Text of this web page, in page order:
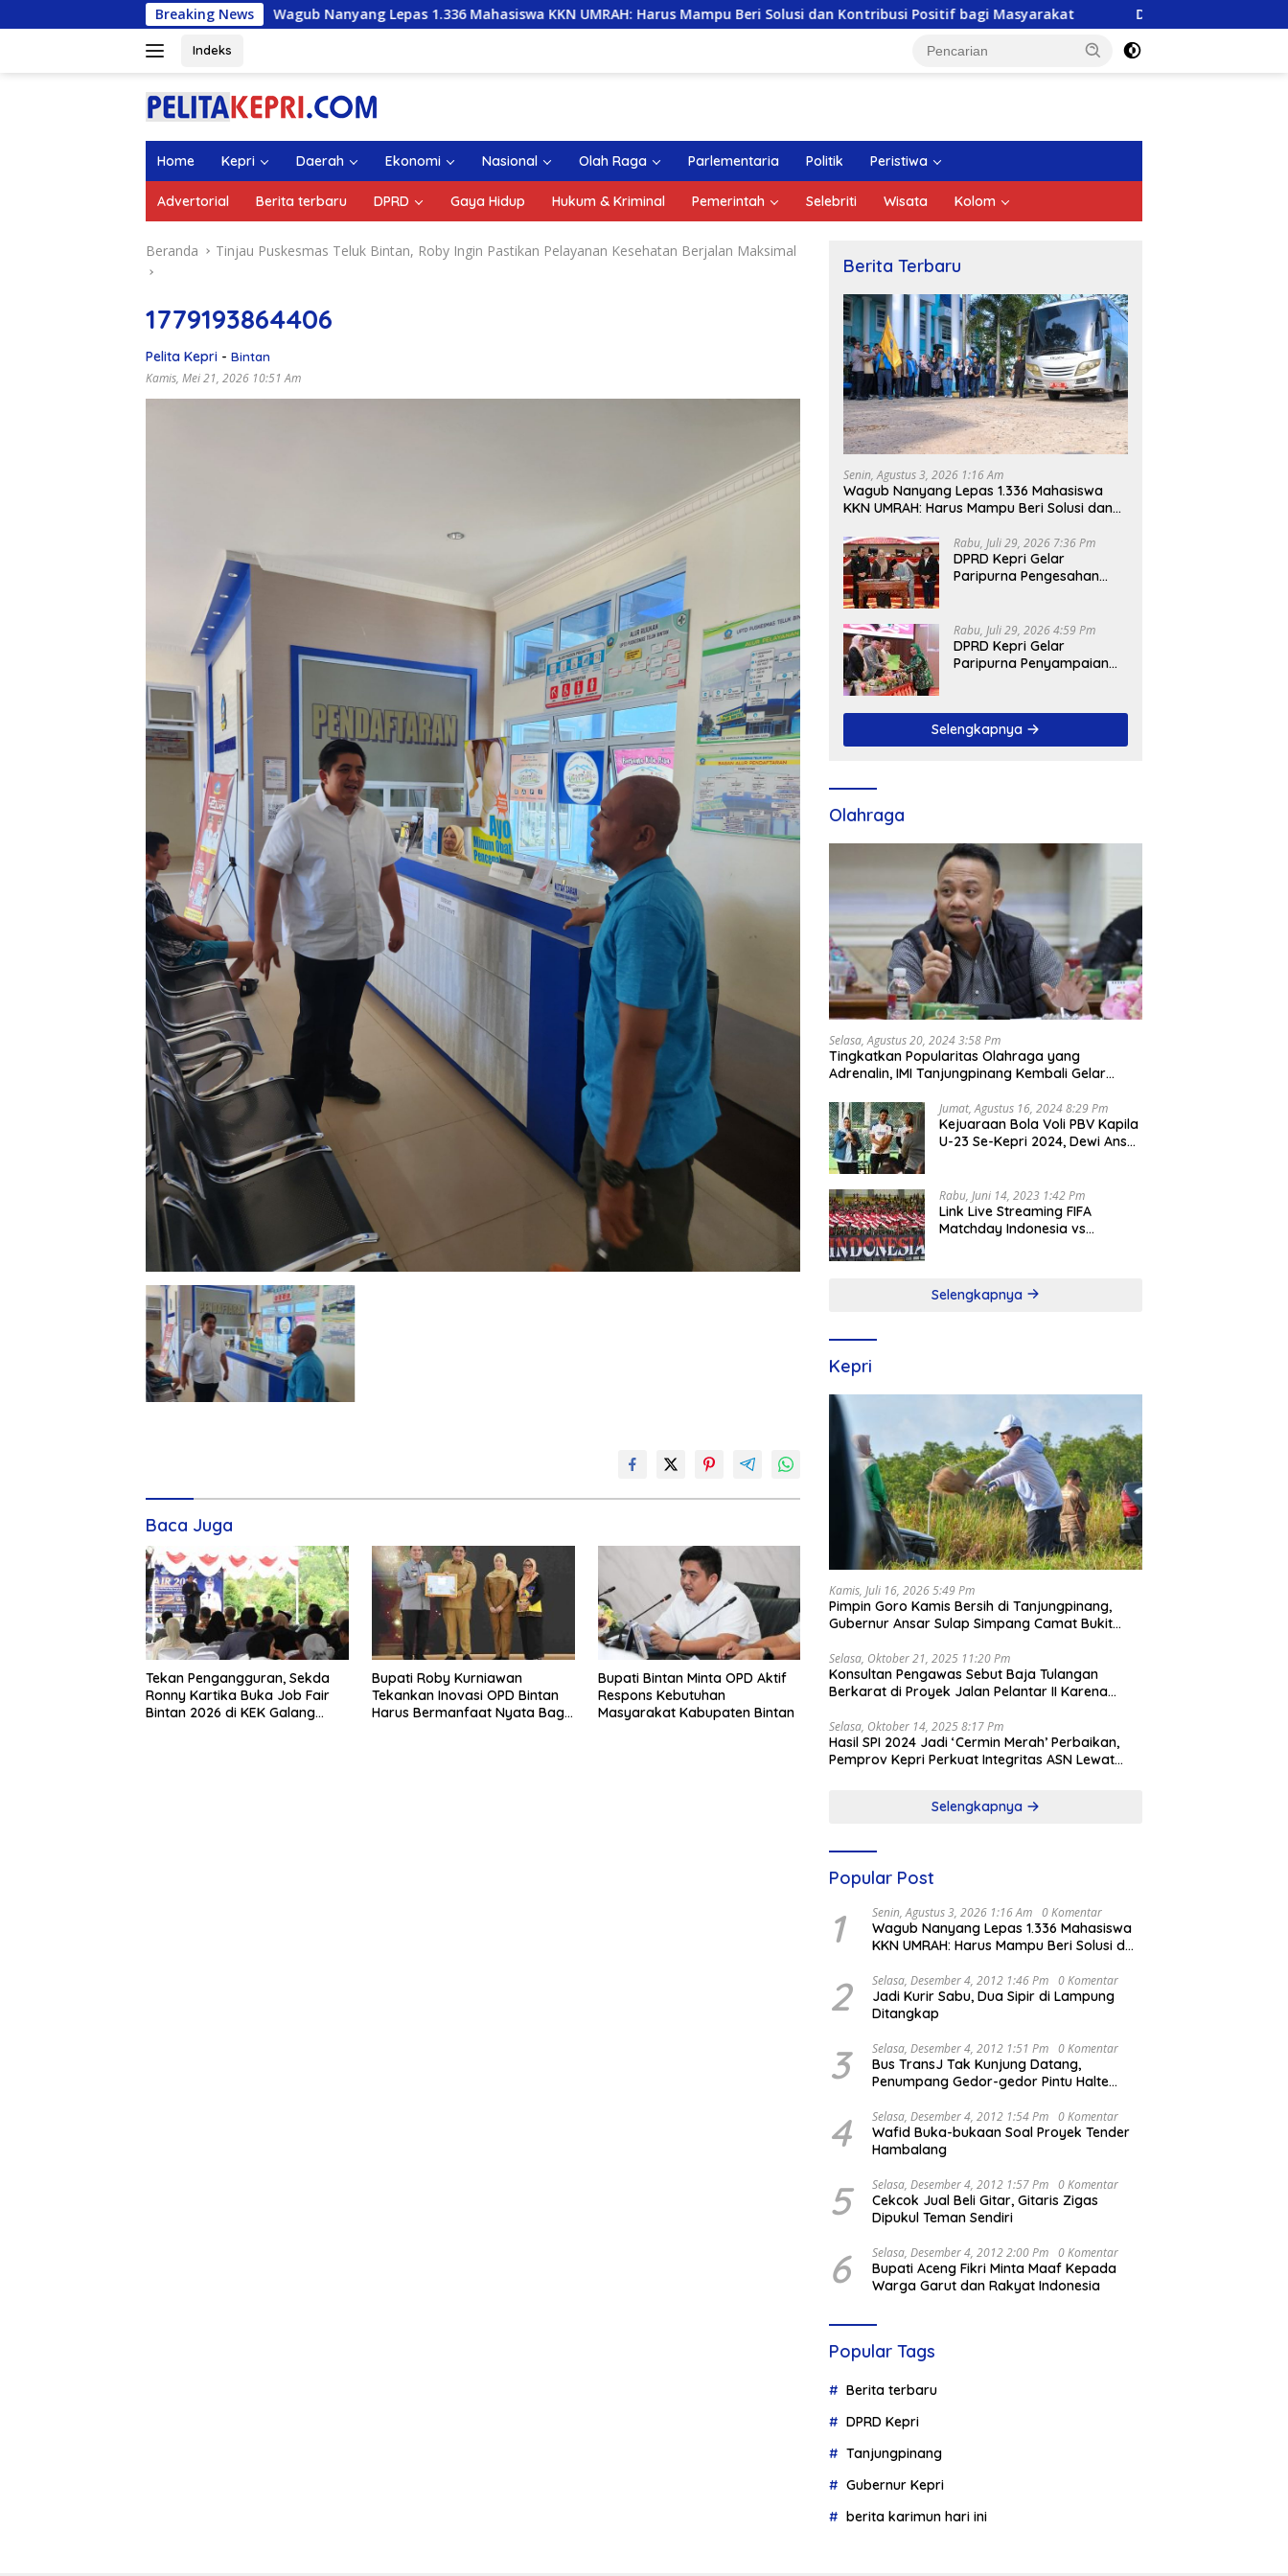
ke
Breaking News
Wagub Nanyang Lepas 1.336 Mahasiswa KKN UMRAH: Harus Mampu Beri Solusi dan Kontribusi Positif bagi Masyarakat DPRD Kepri Gelar Paripurna Pengesahan
Indeks
Home Kepri Daerah Ekonomi Nasional Olah Raga Parlementaria Politik Peristiwa
Advertorial Berita terbaru DPRD Gaya Hidup Hukum & Kriminal Pemerintah Selebriti Wisata Kolom
Beranda Tinjau Puskesmas Teluk Bintan, Roby Ingin Pastikan Pelayanan Kesehatan Berjalan Maksimal
1779193864406
Pelita Kepri - Bintan
Kamis, Mei 21, 2026 10:51 Am
Baca Juga
Tekan Pengangguran, Sekda
Ronny Kartika Buka Job Fair
Bintan 2026 di KEK Galang
Bupati Roby Kurniawan
Tekankan Inovasi OPD Bintan
Harus Bermanfaat Nyata Bagi
Bupati Bintan Minta OPD Aktif
Respons Kebutuhan
Masyarakat Kabupaten Bintan
Berita Terbaru
Senin, Agustus 3, 2026 1:16 Am
Wagub Nanyang Lepas 1.336 Mahasiswa
KKN UMRAH: Harus Mampu Beri Solusi dan
Rabu, Juli 29, 2026 7:36 Pm
DPRD Kepri Gelar
Paripurna Pengesahan
APBD 2025, Sejumlah
Rekomendasi Strategis
Disampaikan
Rabu, Juli 29, 2026 4:59 Pm
DPRD Kepri Gelar
Paripurna Penyampaian
Selengkapnya
Olahraga
Selasa, Agustus 20, 2024 3:58 Pm
Tingkatkan Popularitas Olahraga yang
Adrenalin, IMI Tanjungpinang Kembali Gelar
Jumat, Agustus 16, 2024 8:29 Pm
Kejuaraan Bola Voli PBV Kapila
U-23 Se-Kepri 2024, Dewi Ansar
Rabu, Juni 14, 2023 1:42 Pm
Link Live Streaming FIFA
Matchday Indonesia vs
Selengkapnya
Kepri
Kamis, Juli 16, 2026 5:49 Pm
Pimpin Goro Kamis Bersih di Tanjungpinang,
Gubernur Ansar Sulap Simpang Camat Bukit
Selasa, Oktober 21, 2025 11:20 Pm
Konsultan Pengawas Sebut Baja Tulangan
Berkarat di Proyek Jalan Pelantar II Karena
Selasa, Oktober 14, 2025 8:17 Pm
Hasil SPI 2024 Jadi ‘Cermin Merah’ Perbaikan,
Pemprov Kepri Perkuat Integritas ASN Lewat
Selengkapnya
Popular Post
1 Senin, Agustus 3, 2026 1:16 Am 0 Komentar
Wagub Nanyang Lepas 1.336 Mahasiswa
KKN UMRAH: Harus Mampu Beri Solusi dan
2 Selasa, Desember 4, 2012 1:46 Pm 0 Komentar
Jadi Kurir Sabu, Dua Sipir di Lampung
Ditangkap
3 Selasa, Desember 4, 2012 1:51 Pm 0 Komentar
Bus TransJ Tak Kunjung Datang,
Penumpang Gedor-gedor Pintu Halte
4 Selasa, Desember 4, 2012 1:54 Pm 0 Komentar
Wafid Buka-bukaan Soal Proyek Tender
Hambalang
5 Selasa, Desember 4, 2012 1:57 Pm 0 Komentar
Cekcok Jual Beli Gitar, Gitaris Zigas
Dipukul Teman Sendiri
6 Selasa, Desember 4, 2012 2:00 Pm 0 Komentar
Bupati Aceng Fikri Minta Maaf Kepada
Warga Garut dan Rakyat Indonesia
Popular Tags
Berita terbaru
DPRD Kepri
Tanjungpinang
Gubernur Kepri
berita karimun hari ini